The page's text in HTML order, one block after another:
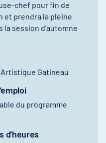
chef pour fin de
et prendra la pleine
la session d’automne
Gatineau
du programme
d'heures